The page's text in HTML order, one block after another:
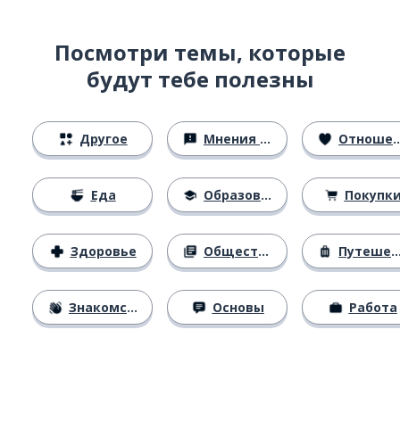
Посмотри темы, которые
будут тебе полезны
Другое
Еда
Здоровье
Знакомство
Мнения и убеждения
Образование
Общество
Основы
Отношения
Путешествия
Работа